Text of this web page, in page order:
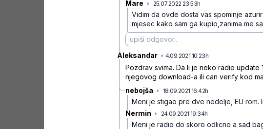
Mare • 25.07.2022 23:53h
Vidim da ovde dosta vas spominje
mjesec kako sam ga kupio,zanima me
Aleksandar • 4.09.2021 10:23h
Pozdrav svima. Da li je neko radio update
njegovog download-a ili can verify kod
nebojša • 18.09.2021 16:42h
Meni je stigao pre dve nedelje, EU
Nermin • 24.09.2021 19:34h
Meni je radio do skoro odlicno a sad